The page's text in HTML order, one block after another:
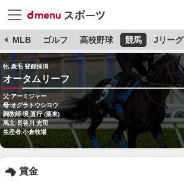
MLB ゴルフ 高校野球 競馬 Jリーグ
牝 鹿毛 登録抹消
オータムリーフ
父:アーミジャー
母:オグラトウシヨウ
調教師:境 直行 (栗東)
馬主:長谷川 光司
生産者:小倉牧場
賞金